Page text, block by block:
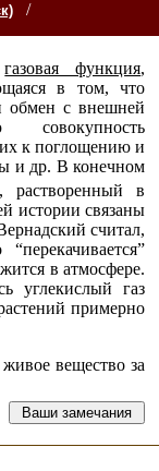
/
газовая функция,
в том, что
обмен с внешней
к поглощению и
и др. В конечном
растворенный в
истории связаны
считал,
в атмосфере.
углекислый газ
примерно
вещество за